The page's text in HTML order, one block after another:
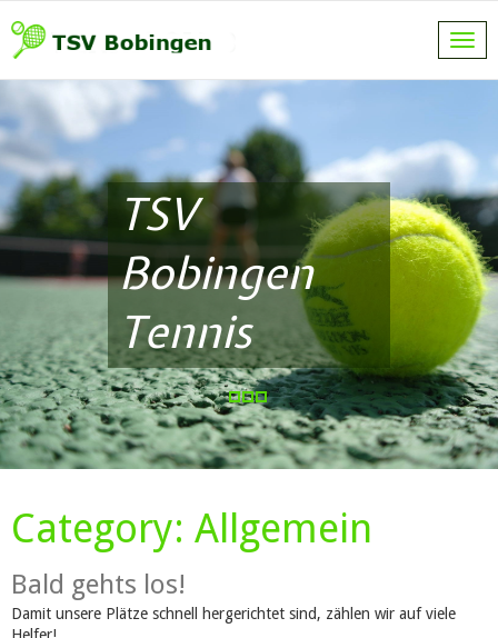
TSV
Bobingen
Tennis
Category: Allgemein
Bald gehts los!
Damit unsere Plätze schnell hergerichtet sind, zählen wir auf viele